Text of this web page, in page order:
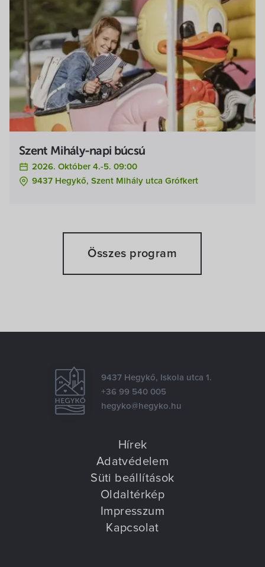
Szent Mihály-napi búcsú
2026. Október 4.-5. 09:00
9437 Hegykő, Szent Mihály utca Grófkert
Összes program
9437 Hegykő, Iskola utca 1.
+36 99 540 005
hegyko@hegyko.hu
Hírek
Adatvédelem
Süti beállítások
Oldaltérkép
Impresszum
Kapcsolat